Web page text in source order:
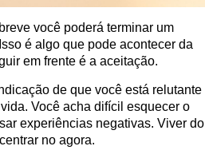
você poderá terminar um
é algo que pode acontecer da
em frente é a aceitação.
de que você está relutante
Você acha difícil esquecer o
experiências negativas. Viver do
no agora.